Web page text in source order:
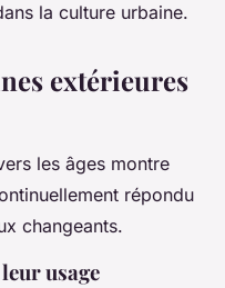
la culture urbaine.
extérieures
les âges montre
répondu
changeants.
usage